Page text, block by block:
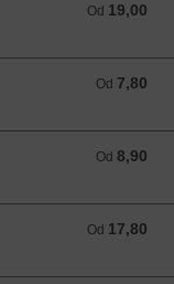
Od 19,00
Od 19,00 EUR
Od 7,80
Od 7,80 EUR
Od 8,90
Od 8,90 EUR
Od 17,80
Od 17,80 EUR